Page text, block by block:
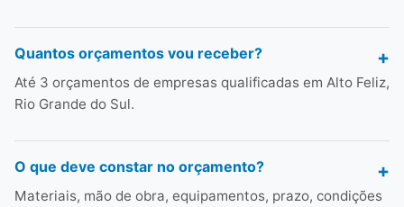
Quantos orçamentos vou receber?
Até 3 orçamentos de empresas qualificadas em Alto Feliz,
Rio Grande do Sul.
O que deve constar no orçamento?
Materiais, mão de obra, equipamentos, prazo, condições